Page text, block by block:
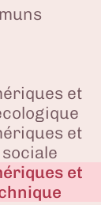
et
et
et